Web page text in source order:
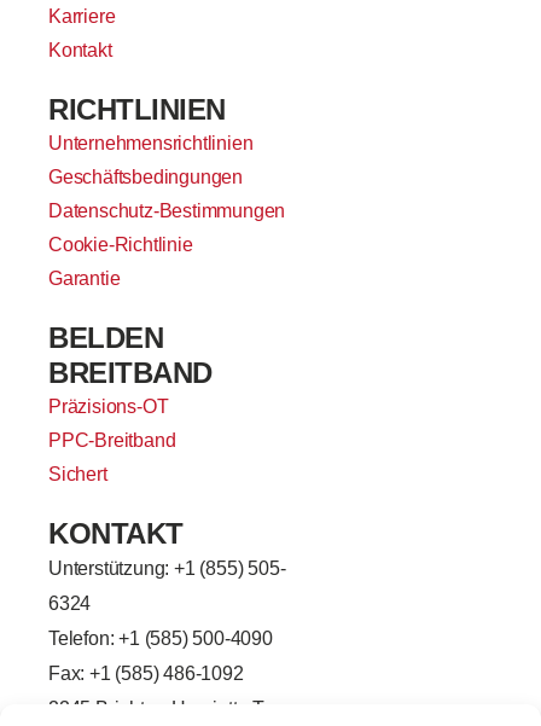
Karriere
Kontakt
RICHTLINIEN
Unternehmensrichtlinien
Geschäftsbedingungen
Datenschutz-Bestimmungen
Cookie-Richtlinie
Garantie
BELDEN
BREITBAND
Präzisions-OT
PPC-Breitband
Sichert
KONTAKT
Unterstützung: +1 (855) 505-
6324
Telefon: +1 (585) 500-4090
Fax: +1 (585) 486-1092
2245 Brighton-Henrietta Town